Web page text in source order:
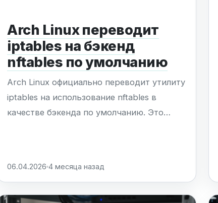
Arch Linux переводит
iptables на бэкенд
nftables по умолчанию
Arch Linux официально переводит утилиту
iptables на использование nftables в
качестве бэкенда по умолчанию. Это
устраняет дублирование кода для
06.04.2026 4 месяца назад